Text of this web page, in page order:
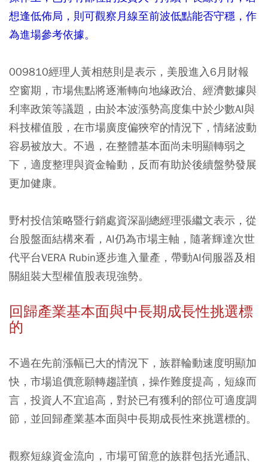
想逢低佈局，則可觀察月線至前波低點能否守穩，作
為進場參考依據。
009810經理人黃相慈則是表示，美股進入6月財報
空窗期，市場焦點將逐漸轉向地緣政治、經濟數據與
利率政策等議題，由於本波漲勢高度集中於少數AI與
科技權值股，在市場廣度偏狹窄的情況下，情緒波動
容易被放大。不過，在整體基本面尚未明顯轉弱之
下，適度整理與資金輪動，反而有助於後續盤勢發展
更加健康。
野村投信策略暨行銷處資深副總經理張繼文表示，從
台股盤面結構來看，AI仍為市場主軸，隨著輝達次世
代平台VERA Rubin逐步進入量產，帶動AI伺服器及相
關組裝大型權值股表現強勢。
回歸產業基本面與中長期成長性挑選標
的
不過在先前漲幅已大的情況下，族群輪動速度明顯加
快，市場追價意願轉趨謹慎，操作難度提高，短線而
言，投資人不宜追高，對於已有獲利的部位可適度調
節，並回歸產業基本面與中長期成長性來挑選標的。
觀察短線資金流向，市場可留意的族群包括光通訊、